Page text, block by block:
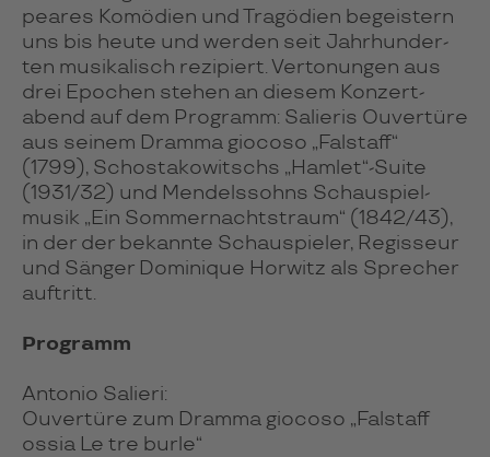
peares Komödien und Tragödien begeis­tern
uns bis heute und werden seit Jahr­hunder­
ten musi­kalisch rezipiert. Verto­nungen aus
drei Epochen stehen an diesem Konzert­
abend auf dem Programm: Salieris Ouvertüre
aus seinem Dramma giocoso „Falstaff“
(1799), Schosta­kowitschs „Hamlet“-Suite
(1931/32) und Mendels­sohns Schau­spiel­
musik „Ein Sommer­nachts­traum“ (1842/43),
in der der bekannte Schau­spieler, Regis­seur
und Sänger Dominique Horwitz als Sprecher
auftritt.
Programm
Antonio Salieri:
Ouvertüre zum Dramma giocoso „Falstaff
ossia Le tre burle“